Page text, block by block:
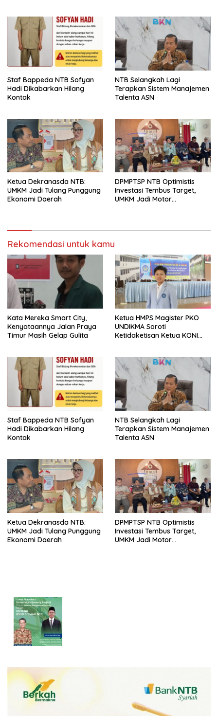
Arena Kepentingan Sesaat
Staf Bappeda NTB Sofyan
Hadi Dikabarkan Hilang
Kontak
NTB Selangkah Lagi
Terapkan Sistem Manajemen
Talenta ASN
Ketua Dekranasda NTB:
UMKM Jadi Tulang Punggung
Ekonomi Daerah
DPMPTSP NTB Optimistis
Investasi Tembus Target,
UMKM Jadi Motor
Rekomendasi untuk kamu
Kata Mereka Smart City,
Kenyataannya Jalan Praya
Timur Masih Gelap Gulita
Ketua HMPS Magister PKO
UNDIKMA Soroti
Ketidaketisan Ketua KONI
Arena Kepentingan Sesaat
Staf Bappeda NTB Sofyan
Hadi Dikabarkan Hilang
Kontak
NTB Selangkah Lagi
Terapkan Sistem Manajemen
Talenta ASN
Ketua Dekranasda NTB:
UMKM Jadi Tulang Punggung
Ekonomi Daerah
DPMPTSP NTB Optimistis
Investasi Tembus Target,
UMKM Jadi Motor